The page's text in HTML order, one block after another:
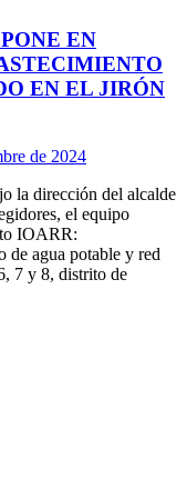
EN
EN EL JIRÓN
de 2024
la dirección del alcalde
el equipo
IOARR:
de agua potable y red
7 y 8, distrito de